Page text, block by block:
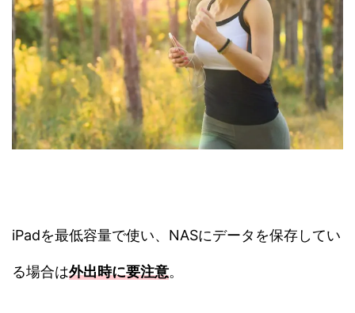
iPadを最低容量で使い、NASにデータを保存してい
る場合は外出時に要注意。